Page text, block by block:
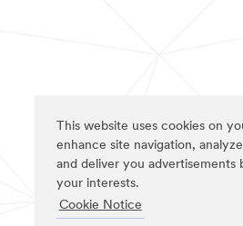
This website uses cookies on
enhance site navigation,
and deliver you advertisements
your interests.
Cookie Notice